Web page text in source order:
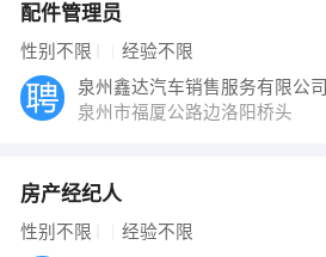
配件管理员
性别不限 经验不限
泉州鑫达汽车销售服务有限公司
泉州市福厦公路边洛阳桥头
房产经纪人
性别不限 经验不限